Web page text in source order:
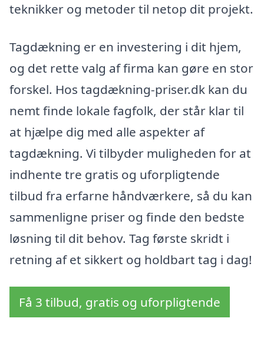
teknikker og metoder til netop dit projekt.
Tagdækning er en investering i dit hjem,
og det rette valg af firma kan gøre en stor
forskel. Hos tagdækning-priser.dk kan du
nemt finde lokale fagfolk, der står klar til
at hjælpe dig med alle aspekter af
tagdækning. Vi tilbyder muligheden for at
indhente tre gratis og uforpligtende
tilbud fra erfarne håndværkere, så du kan
sammenligne priser og finde den bedste
løsning til dit behov. Tag første skridt i
retning af et sikkert og holdbart tag i dag!
Få 3 tilbud, gratis og uforpligtende